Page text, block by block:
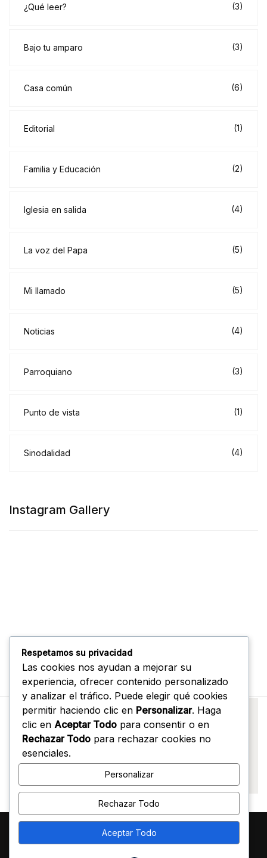
¿Qué leer? (3)
Bajo tu amparo (3)
Casa común (6)
Editorial (1)
Familia y Educación (2)
Iglesia en salida (4)
La voz del Papa (5)
Mi llamado (5)
Noticias (4)
Parroquiano (3)
Punto de vista (1)
Sinodalidad (4)
Instagram Gallery
Terms & Conditions Insights FAQ
Respetamos su privacidad
Las cookies nos ayudan a mejorar su
experiencia, ofrecer contenido personalizado
y analizar el tráfico. Puede elegir qué cookies
permitir haciendo clic en Personalizar. Haga
clic en Aceptar Todo para consentir o en
Rechazar Todo para rechazar cookies no
esenciales.
Personalizar
Rechazar Todo
Aceptar Todo